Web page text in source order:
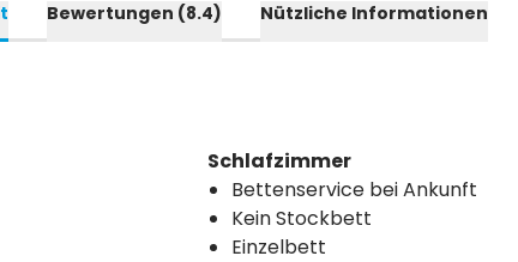
Bewertungen (8.4) Nützliche Informationen
Schlafzimmer
Bettenservice bei Ankunft
Kein Stockbett
Einzelbett